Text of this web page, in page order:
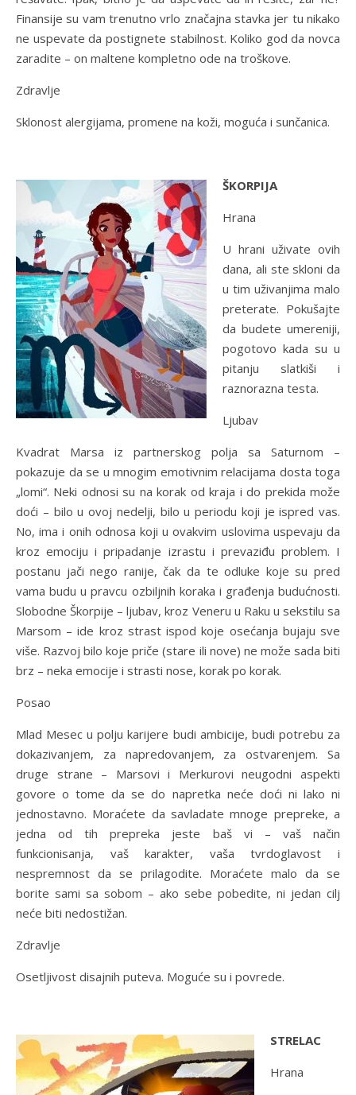
Finansije su vam trenutno vrlo značajna stavka jer tu nikako
ne uspevate da postignete stabilnost. Koliko god da novca
zaradite – on maltene kompletno ode na troškove.
Zdravlje
Sklonost alergijama, promene na koži, moguća i sunčanica.
ŠKORPIJA
Hrana
U hrani uživate ovih
dana, ali ste skloni da
u tim uživanjima malo
preterate. Pokušajte
da budete umereniji,
pogotovo kada su u
pitanju slatkiši i
raznorazna testa.
Ljubav
Kvadrat Marsa iz partnerskog polja sa Saturnom –
pokazuje da se u mnogim emotivnim relacijama dosta toga
„lomi“. Neki odnosi su na korak od kraja i do prekida može
doći – bilo u ovoj nedelji, bilo u periodu koji je ispred vas.
No, ima i onih odnosa koji u ovakvim uslovima uspevaju da
kroz emociju i pripadanje izrastu i prevaziđu problem. I
postanu jači nego ranije, čak da te odluke koje su pred
vama budu u pravcu ozbiljnih koraka i građenja budućnosti.
Slobodne Škorpije – ljubav, kroz Veneru u Raku u sekstilu sa
Marsom – ide kroz strast ispod koje osećanja bujaju sve
više. Razvoj bilo koje priče (stare ili nove) ne može sada biti
brz – neka emocije i strasti nose, korak po korak.
Posao
Mlad Mesec u polju karijere budi ambicije, budi potrebu za
dokazivanjem, za napredovanjem, za ostvarenjem. Sa
druge strane – Marsovi i Merkurovi neugodni aspekti
govore o tome da se do napretka neće doći ni lako ni
jednostavno. Moraćete da savladate mnoge prepreke, a
jedna od tih prepreka jeste baš vi – vaš način
funkcionisanja, vaš karakter, vaša tvrdoglavost i
nespremnost da se prilagodite. Moraćete malo da se
borite sami sa sobom – ako sebe pobedite, ni jedan cilj
neće biti nedostižan.
Zdravlje
Osetljivost disajnih puteva. Moguće su i povrede.
STRELAC
Hrana